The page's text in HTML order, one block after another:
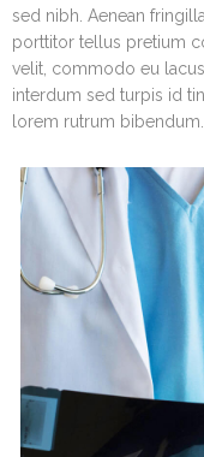
sed nibh. Aenean
porttitor tellus pretium
velit, commodo eu
interdum sed turpis id
lorem rutrum bibendum.